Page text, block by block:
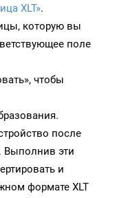
XLT».
которую вы
поле
чтобы
после
Выполнив эти
и
формате XLT